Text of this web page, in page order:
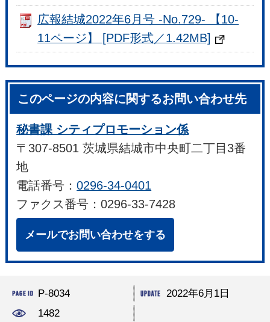
広報結城2022年6月号 -No.729- 【10-
11ページ】 [PDF形式／1.42MB]
このページの内容に関するお問い合わせ先
秘書課 シティプロモーション係
〒307-8501 茨城県結城市中央町二丁目3番
地
電話番号：0296-34-0401
ファクス番号：0296-33-7428
メールでお問い合わせをする
P-8034
2022年6月1日
1482